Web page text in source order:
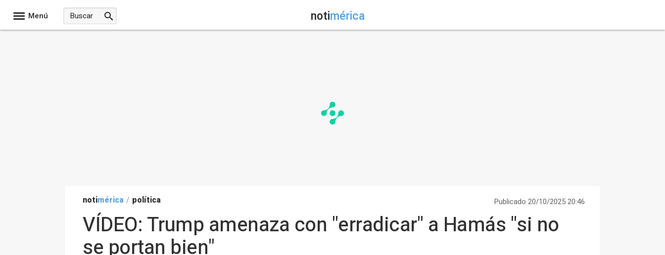
Menú notimérica
notimérica / política Publicado 20/10/2025 20:46
VÍDEO: Trump amenaza con "erradicar" a Hamás "si no
se portan bien"